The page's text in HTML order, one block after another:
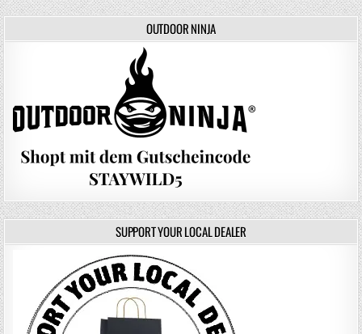
OUTDOOR NINJA
SUPPORT YOUR LOCAL DEALER